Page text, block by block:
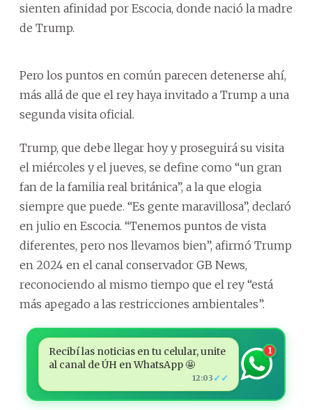
sienten afinidad por Escocia, donde nació la madre
de Trump.
Pero los puntos en común parecen detenerse ahí,
más allá de que el rey haya invitado a Trump a una
segunda visita oficial.
Trump, que debe llegar hoy y proseguirá su visita
el miércoles y el jueves, se define como “un gran
fan de la familia real británica”, a la que elogia
siempre que puede. “Es gente maravillosa”, declaró
en julio en Escocia. “Tenemos puntos de vista
diferentes, pero nos llevamos bien”, afirmó Trump
en 2024 en el canal conservador GB News,
reconociendo al mismo tiempo que el rey “está
más apegado a las restricciones ambientales”.
Recibí las noticias en tu celular, unite
al canal de ÚH en WhatsApp 🤩
12:03 ✓✓
1